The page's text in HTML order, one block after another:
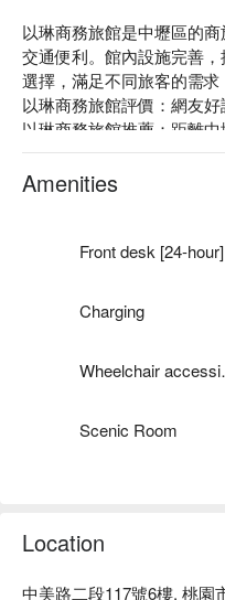
以琳商務旅館是中壢區的
交通便利。館內設施完善
選擇，滿足不同旅客的需求
以琳商務旅館評價：網友好
以琳商務旅館推薦：距離中
以琳商務旅館優惠、以琳
息方案立刻查看⬇︎
Amenities
Front desk [24-hour]
Charging
Scenic Room
Location
中美路二段117號6樓, 桃園